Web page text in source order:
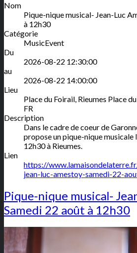
Nom
Pique-nique musical- Jean-Luc
à 12h30
Catégorie
MusicEvent
Du
2026-08-22 12:30:00
au
2026-08-22 14:00:00
Lieu
Place du Foirail, Rieumes Place
FR
Description
Dans le cadre de coeur de
propose un pique-nique musicale
12h30 à Rieumes.
Lien
https://
jean-luc-amestoy-samedi-22-
Pique-nique musical-
Samedi 22 août à 12h30